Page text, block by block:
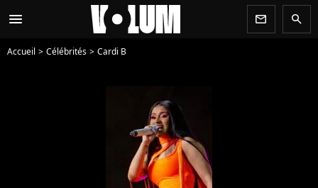
menu newsletter search
Accueil Célébrités Cardi B